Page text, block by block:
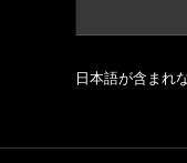
日本語が含まれ